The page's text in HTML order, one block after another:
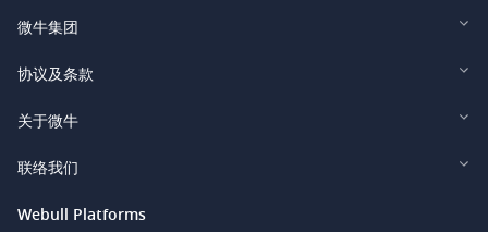
微牛集团
Webull Financial LLC (US)
Webull Securities South Africa (Pty) Ltd.
Webull Securities (Australia) Pty. Ltd.
协议及条款
Legal and Disclosures
关于微牛
投资者关系
联络我们
support@webull.ca
Webull Platforms